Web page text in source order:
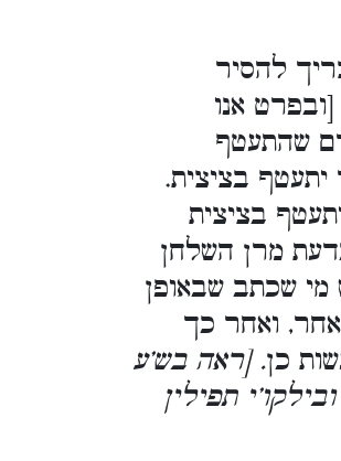
להסיר
אנו
שהתעטף
יתעטף בציצית.
בציצית
מרן השלחן
מי שכתב שבאופן
אחר, ואחר כך
כן. [ראה בש’ע
תפילין